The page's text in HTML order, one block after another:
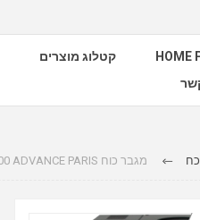
HOME קטלוג מוצרים
מגבר כוח Advance Acoustic Mono X-A1200 ADVANCE PARIS